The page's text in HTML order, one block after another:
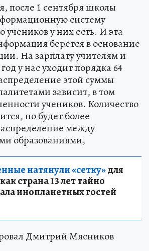
после 1 сентября школы
систему
учеников у них есть. И эта
берется в основание
На зарплату учителям и
у нас уходит порядка 64
этой суммы
зависит, в том
учеников. Количество
но будет более
между
образованиями,
натянули «сетку»для
страна 13 лет тайно
инопланетных гостей
Дмитрий Мясников